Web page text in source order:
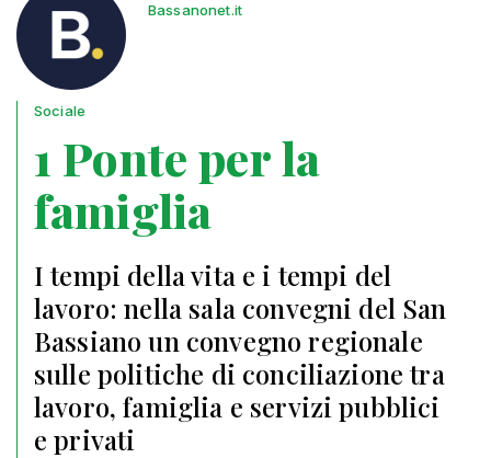
Bassanonet.it
Sociale
1 Ponte per la
famiglia
I tempi della vita e i tempi del
lavoro: nella sala convegni del San
Bassiano un convegno regionale
sulle politiche di conciliazione tra
lavoro, famiglia e servizi pubblici
e privati